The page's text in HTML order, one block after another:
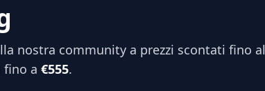
nostra community a prezzi scontati fino al
fino a €555.